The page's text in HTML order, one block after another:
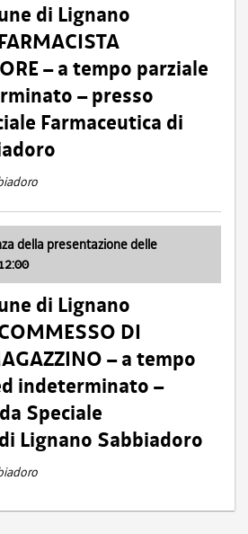
di Lignano
– a tempo parziale
– presso
Farmaceutica di
della presentazione delle
di Lignano
DI
– a tempo
indeterminato –
Speciale
Lignano Sabbiadoro